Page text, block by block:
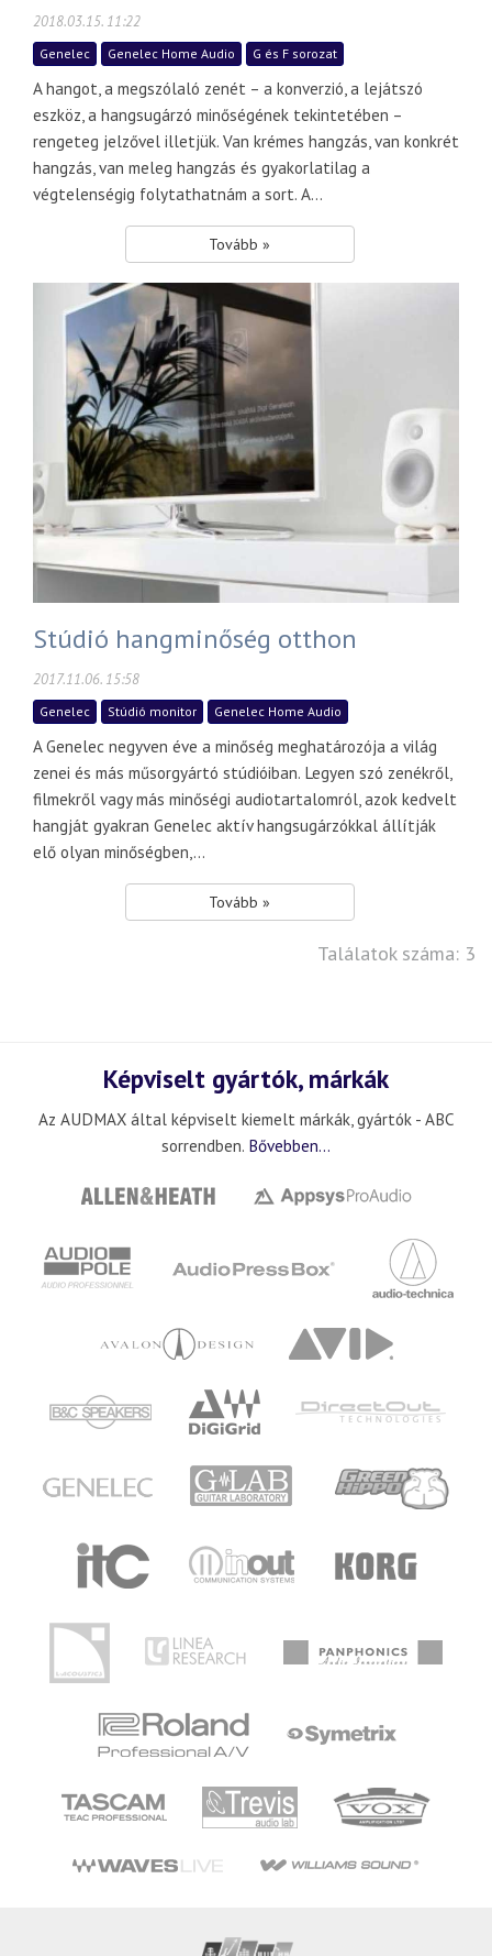
2018.03.15. 11:22
Genelec Genelec Home Audio G és F sorozat
A hangot, a megszólaló zenét – a konverzió, a lejátszó
eszköz, a hangsugárzó minőségének tekintetében –
rengeteg jelzővel illetjük. Van krémes hangzás, van konkrét
hangzás, van meleg hangzás és gyakorlatilag a
végtelenségig folytathatnám a sort. A...
Tovább »
Stúdió hangminőség otthon
2017.11.06. 15:58
Genelec Stúdió monitor Genelec Home Audio
A Genelec negyven éve a minőség meghatározója a világ
zenei és más műsorgyártó stúdióiban. Legyen szó zenékről,
filmekről vagy más minőségi audiotartalomról, azok kedvelt
hangját gyakran Genelec aktív hangsugárzókkal állítják
elő olyan minőségben,...
Tovább »
Találatok száma: 3
Képviselt gyártók, márkák
Az AUDMAX által képviselt kiemelt márkák, gyártók - ABC
sorrendben. Bővebben...